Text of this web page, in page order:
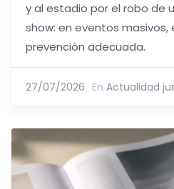
y al estadio por el robo de
show: en eventos masivos,
prevención adecuada.
27/07/2026 En Actualidad